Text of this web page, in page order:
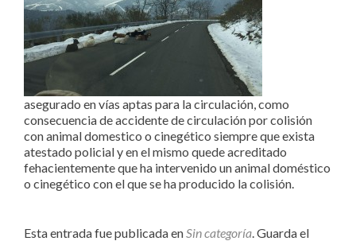
asegurado en vías aptas para la circulación, como
consecuencia de accidente de circulación por colisión
con animal domestico o cinegético siempre que exista
atestado policial y en el mismo quede acreditado
fehacientemente que ha intervenido un animal doméstico
o cinegético con el que se ha producido la colisión.
Esta entrada fue publicada enSin categoría. Guarda el